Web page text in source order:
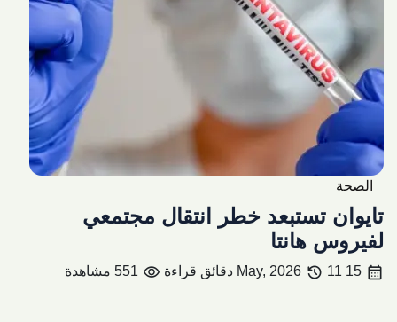
الصحة
تايوان تستبعد خطر انتقال مجتمعي
لفيروس هانتا
calendar_month
15 May, 2026
history 11 دقائق قراءة visibility 551 مشاهدة